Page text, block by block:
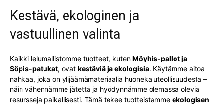
Kestävä, ekologinen ja
vastuullinen valinta
Kaikki lelumallistomme tuotteet, kuten Möyhis-pallot ja
Söpis-patukat, ovat kestäviä ja ekologisia. Käytämme aitoa
nahkaa, joka on ylijäämämateriaalia huonekaluteollisuudesta –
näin vähennämme jätettä ja hyödynnämme olemassa olevia
resursseja paikallisesti. Tämä tekee tuotteistamme ekologisen